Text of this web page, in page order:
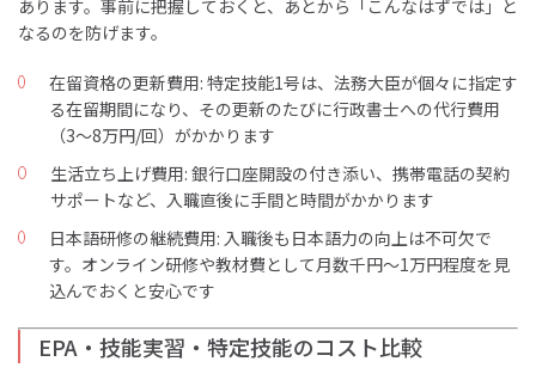
あります。事前に把握しておくと、あとから「こんなはずでは」と
なるのを防げます。
在留資格の更新費用: 特定技能1号は、法務大臣が個々に指定す
る在留期間になり、その更新のたびに行政書士への代行費用
（3〜8万円/回）がかかります
生活立ち上げ費用: 銀行口座開設の付き添い、携帯電話の契約
サポートなど、入職直後に手間と時間がかかります
日本語研修の継続費用: 入職後も日本語力の向上は不可欠で
す。オンライン研修や教材費として月数千円〜1万円程度を見
込んでおくと安心です
EPA・技能実習・特定技能のコスト比較